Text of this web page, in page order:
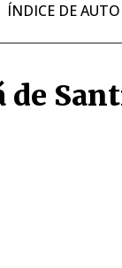
ÍNDICE DE
de